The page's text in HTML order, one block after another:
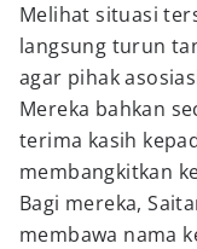
Melihat situasi
langsung turun
agar pihak
Mereka bahkan
terima kasih
membangkitkan
Bagi mereka,
membawa nama